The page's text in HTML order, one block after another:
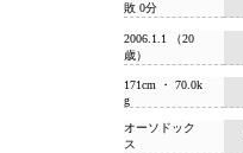
敗 0分
2006.1.1 （20
歳）
171cm ・ 70.0k
g
オーソドック
ス